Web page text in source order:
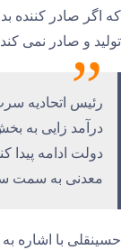
تولید و صادر نمی
رئیس اتحادیه
درآمد زایی به
دولت ادامه
معدنی به سمت
حسینقلی با اشاره